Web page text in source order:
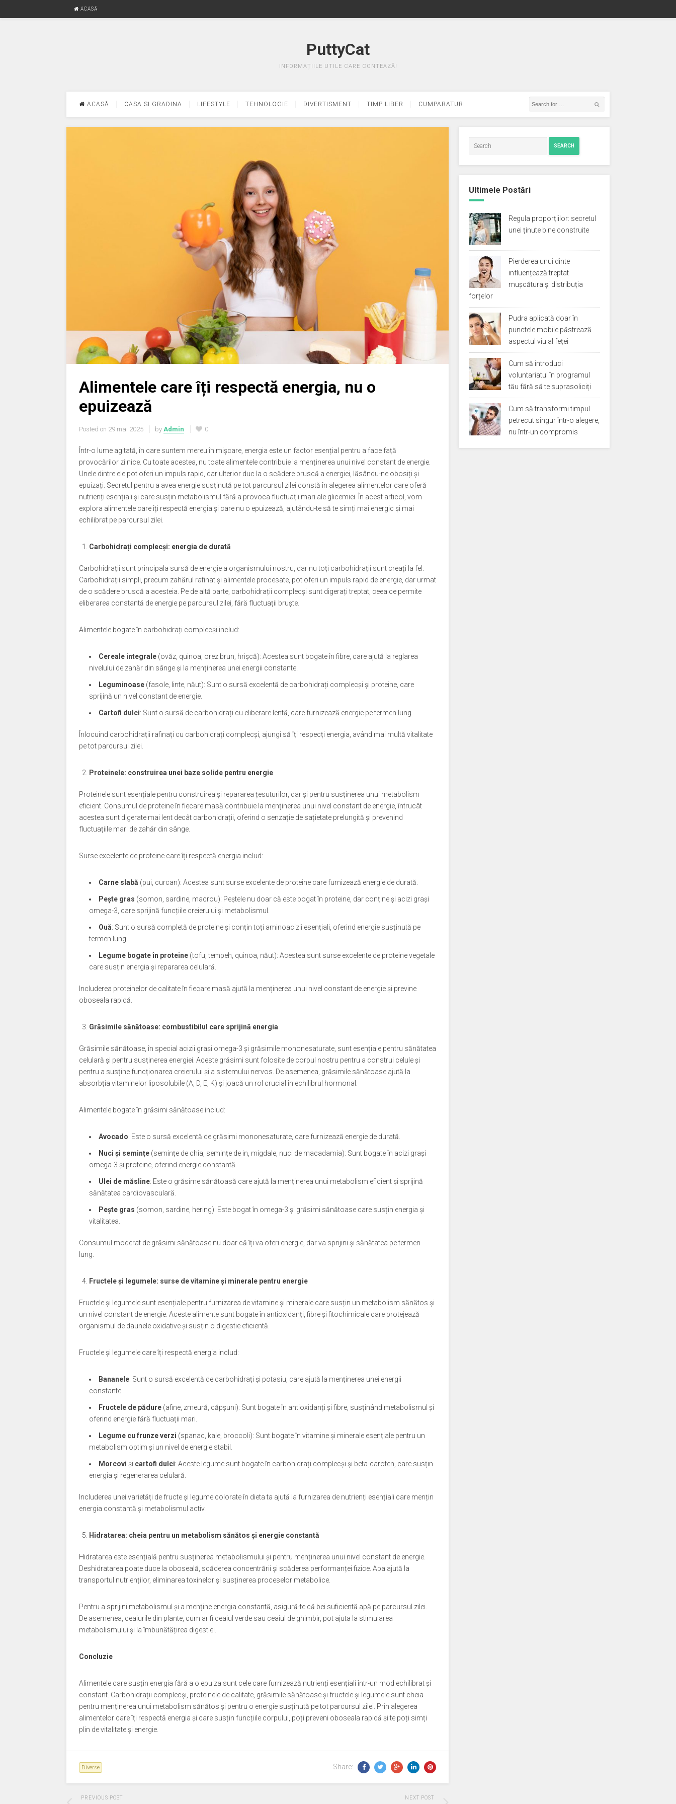
ACASĂ
PuttyCat
INFORMAȚIILE UTILE CARE CONTEAZĂ!
ACASĂ CASA SI GRADINA LIFESTYLE TEHNOLOGIE DIVERTISMENT TIMP LIBER CUMPARATURI
Alimentele care îți respectă energia, nu o
epuizează
Posted on 29 mai 2025 by Admin 0
Într-o lume agitată, în care suntem mereu în mișcare, energia este un factor esențial pentru a face față
provocărilor zilnice. Cu toate acestea, nu toate alimentele contribuie la menținerea unui nivel constant de energie.
Unele dintre ele pot oferi un impuls rapid, dar ulterior duc la o scădere bruscă a energiei, lăsându-ne obosiți și
epuizați. Secretul pentru a avea energie susținută pe tot parcursul zilei constă în alegerea alimentelor care oferă
nutrienți esențiali și care susțin metabolismul fără a provoca fluctuații mari ale glicemiei. În acest articol, vom
explora alimentele care îți respectă energia și care nu o epuizează, ajutându-te să te simți mai energic și mai
echilibrat pe parcursul zilei.
Carbohidrați complecși: energia de durată
Carbohidrații sunt principala sursă de energie a organismului nostru, dar nu toți carbohidrații sunt creați la fel.
Carbohidrații simpli, precum zahărul rafinat și alimentele procesate, pot oferi un impuls rapid de energie, dar urmat
de o scădere bruscă a acesteia. Pe de altă parte, carbohidrații complecși sunt digerați treptat, ceea ce permite
eliberarea constantă de energie pe parcursul zilei, fără fluctuații bruște.
Alimentele bogate în carbohidrați complecși includ:
Cereale integrale (ovăz, quinoa, orez brun, hrișcă): Acestea sunt bogate în fibre, care ajută la reglarea
nivelului de zahăr din sânge și la menținerea unei energii constante.
Leguminoase (fasole, linte, năut): Sunt o sursă excelentă de carbohidrați complecși și proteine, care
sprijină un nivel constant de energie.
Cartofi dulci: Sunt o sursă de carbohidrați cu eliberare lentă, care furnizează energie pe termen lung.
Înlocuind carbohidrații rafinați cu carbohidrați complecși, ajungi să îți respecți energia, având mai multă vitalitate
pe tot parcursul zilei.
Proteinele: construirea unei baze solide pentru energie
Proteinele sunt esențiale pentru construirea și repararea țesuturilor, dar și pentru susținerea unui metabolism
eficient. Consumul de proteine în fiecare masă contribuie la menținerea unui nivel constant de energie, întrucât
acestea sunt digerate mai lent decât carbohidrații, oferind o senzație de sațietate prelungită și prevenind
fluctuațiile mari de zahăr din sânge.
Surse excelente de proteine care îți respectă energia includ:
Carne slabă (pui, curcan): Acestea sunt surse excelente de proteine care furnizează energie de durată.
Pește gras (somon, sardine, macrou): Peștele nu doar că este bogat în proteine, dar conține și acizi grași
omega-3, care sprijină funcțiile creierului și metabolismul.
Ouă: Sunt o sursă completă de proteine și conțin toți aminoacizii esențiali, oferind energie susținută pe
termen lung.
Legume bogate în proteine (tofu, tempeh, quinoa, năut): Acestea sunt surse excelente de proteine vegetale
care susțin energia și repararea celulară.
Includerea proteinelor de calitate în fiecare masă ajută la menținerea unui nivel constant de energie și previne
oboseala rapidă.
Grăsimile sănătoase: combustibilul care sprijină energia
Grăsimile sănătoase, în special acizii grași omega-3 și grăsimile mononesaturate, sunt esențiale pentru sănătatea
celulară și pentru susținerea energiei. Aceste grăsimi sunt folosite de corpul nostru pentru a construi celule și
pentru a susține funcționarea creierului și a sistemului nervos. De asemenea, grăsimile sănătoase ajută la
absorbția vitaminelor liposolubile (A, D, E, K) și joacă un rol crucial în echilibrul hormonal.
Alimentele bogate în grăsimi sănătoase includ:
Avocado: Este o sursă excelentă de grăsimi mononesaturate, care furnizează energie de durată.
Nuci și semințe (semințe de chia, semințe de in, migdale, nuci de macadamia): Sunt bogate în acizi grași
omega-3 și proteine, oferind energie constantă.
Ulei de măsline: Este o grăsime sănătoasă care ajută la menținerea unui metabolism eficient și sprijină
sănătatea cardiovasculară.
Pește gras (somon, sardine, hering): Este bogat în omega-3 și grăsimi sănătoase care susțin energia și
vitalitatea.
Consumul moderat de grăsimi sănătoase nu doar că îți va oferi energie, dar va sprijini și sănătatea pe termen
lung.
Fructele și legumele: surse de vitamine și minerale pentru energie
Fructele și legumele sunt esențiale pentru furnizarea de vitamine și minerale care susțin un metabolism sănătos și
un nivel constant de energie. Aceste alimente sunt bogate în antioxidanți, fibre și fitochimicale care protejează
organismul de daunele oxidative și susțin o digestie eficientă.
Fructele și legumele care îți respectă energia includ:
Bananele: Sunt o sursă excelentă de carbohidrați și potasiu, care ajută la menținerea unei energii
constante.
Fructele de pădure (afine, zmeură, căpșuni): Sunt bogate în antioxidanți și fibre, susținând metabolismul și
oferind energie fără fluctuații mari.
Legume cu frunze verzi (spanac, kale, broccoli): Sunt bogate în vitamine și minerale esențiale pentru un
metabolism optim și un nivel de energie stabil.
Morcovi și cartofi dulci: Aceste legume sunt bogate în carbohidrați complecși și beta-caroten, care susțin
energia și regenerarea celulară.
Includerea unei varietăți de fructe și legume colorate în dieta ta ajută la furnizarea de nutrienți esențiali care mențin
energia constantă și metabolismul activ.
Hidratarea: cheia pentru un metabolism sănătos și energie constantă
Hidratarea este esențială pentru susținerea metabolismului și pentru menținerea unui nivel constant de energie.
Deshidratarea poate duce la oboseală, scăderea concentrării și scăderea performanței fizice. Apa ajută la
transportul nutrienților, eliminarea toxinelor și susținerea proceselor metabolice.
Pentru a sprijini metabolismul și a menține energia constantă, asigură-te că bei suficientă apă pe parcursul zilei.
De asemenea, ceaiurile din plante, cum ar fi ceaiul verde sau ceaiul de ghimbir, pot ajuta la stimularea
metabolismului și la îmbunătățirea digestiei.
Concluzie
Alimentele care susțin energia fără a o epuiza sunt cele care furnizează nutrienți esențiali într-un mod echilibrat și
constant. Carbohidrații complecși, proteinele de calitate, grăsimile sănătoase și fructele și legumele sunt cheia
pentru menținerea unui metabolism sănătos și pentru o energie susținută pe tot parcursul zilei. Prin alegerea
alimentelor care îți respectă energia și care susțin funcțiile corpului, poți preveni oboseala rapidă și te poți simți
plin de vitalitate și energie.
Diverse Share:
PREVIOUS POST NEXT POST
SEARCH
Ultimele Postări
Regula proporțiilor: secretul
unei ținute bine construite
Pierderea unui dinte
influențează treptat
mușcătura și distribuția
forțelor
Pudra aplicată doar în
punctele mobile păstrează
aspectul viu al feței
Cum să introduci
voluntariatul în programul
tău fără să te suprasoliciți
Cum să transformi timpul
petrecut singur într-o alegere,
nu într-un compromis